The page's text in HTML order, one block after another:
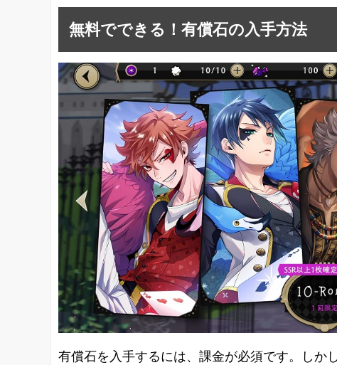
無料でできる！有償石の入手方法
有償石を入手するには、課金が必須です。しかし